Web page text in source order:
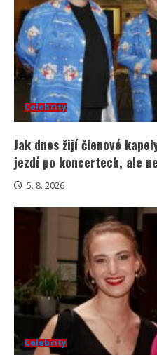
Celebrity
Jak dnes žijí členové
jezdí po koncertech, ale
5. 8. 2026
Celebrity